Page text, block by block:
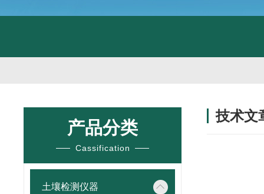
产品分类
Cassification
土壤检测仪器
技术文